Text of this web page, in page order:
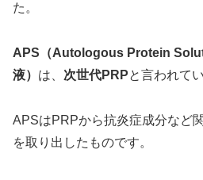
た。
APS（Autologous Protein
液） は、 次世代PRPと言われて
APSはPRPから抗炎症成分など
を取り出したものです。